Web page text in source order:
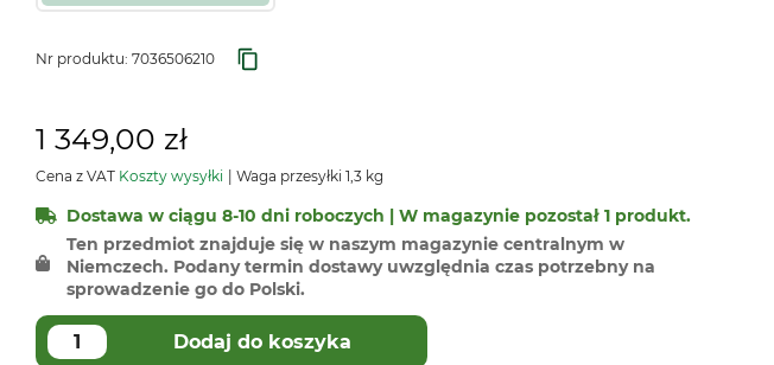
Nr produktu: 7036506210
1 349,00 zł
Cena z VAT Koszty wysyłki Waga przesyłki 1,3 kg
Dostawa w ciągu 8-10 dni roboczych | W magazynie pozostał 1 produkt.
Ten przedmiot znajduje się w naszym magazynie centralnym w
Niemczech. Podany termin dostawy uwzględnia czas potrzebny na
sprowadzenie go do Polski.
Dodaj do koszyka